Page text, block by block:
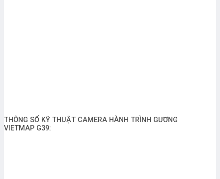
THÔNG SỐ KỸ THUẬT CAMERA HÀNH TRÌNH GƯƠNG
VIETMAP G39: